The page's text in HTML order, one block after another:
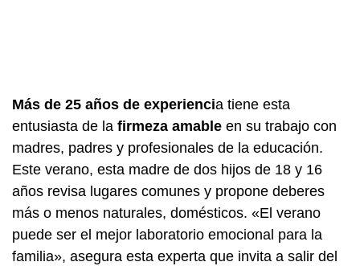
Más de 25 años de experiencia tiene esta
entusiasta de la firmeza amable en su trabajo con
madres, padres y profesionales de la educación.
Este verano, esta madre de dos hijos de 18 y 16
años revisa lugares comunes y propone deberes
más o menos naturales, domésticos. «El verano
puede ser el mejor laboratorio emocional para la
familia», asegura esta experta que invita a salir del